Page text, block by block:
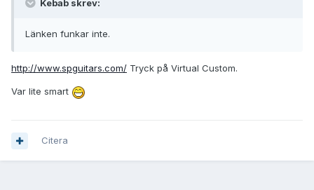
Kebab skrev:
Länken funkar inte.
http://www.spguitars.com/ Tryck på Virtual Custom.
Var lite smart
Citera